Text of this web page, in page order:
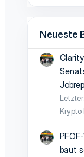
Neueste
baut